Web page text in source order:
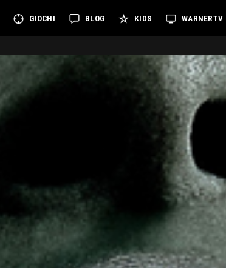
GIOCHI BLOG KIDS WARNERTV